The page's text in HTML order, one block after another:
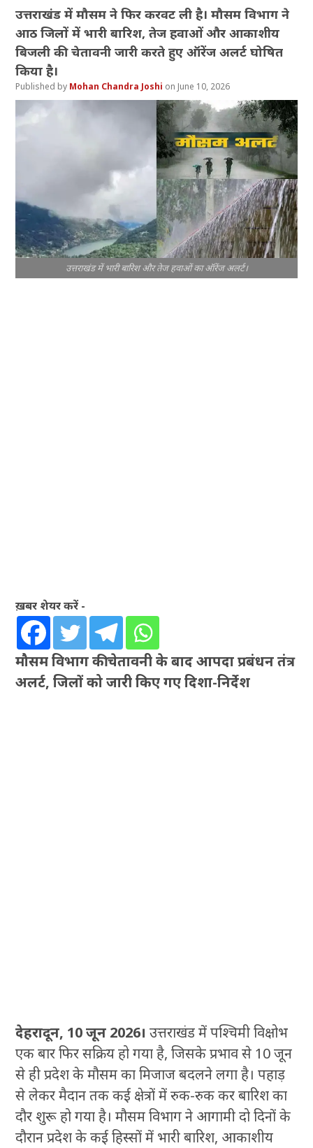
उत्तराखंड में मौसम ने फिर करवट ली है। मौसम विभाग ने
आठ जिलों में भारी बारिश, तेज हवाओं और आकाशीय
बिजली की चेतावनी जारी करते हुए ऑरेंज अलर्ट घोषित
किया है।
Mohan Chandra Joshi June 10, 2026
उत्तराखंड में भारी बारिश और तेज हवाओं का ऑरेंज अलर्ट।
ख़बर शेयर करें -
मौसम विभाग की चेतावनी के बाद आपदा प्रबंधन तंत्र
अलर्ट, जिलों को जारी किए गए दिशा-निर्देश
देहरादून, 10 जून 2026।उत्तराखंड में पश्चिमी विक्षोभ
एक बार फिर सक्रिय हो गया है, जिसके प्रभाव से 10 जून
से ही प्रदेश के मौसम का मिजाज बदलने लगा है। पहाड़
से लेकर मैदान तक कई क्षेत्रों में रुक-रुक कर बारिश का
दौर शुरू हो गया है। मौसम विभाग ने आगामी दो दिनों के
दौरान प्रदेश के कई हिस्सों में भारी बारिश, आकाशीय